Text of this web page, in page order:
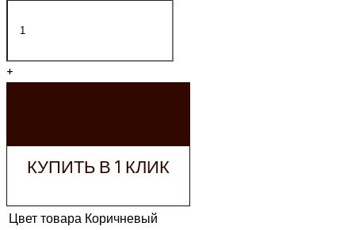
+
КУПИТЬ В 1 КЛИК
Цвет товараКоричневый